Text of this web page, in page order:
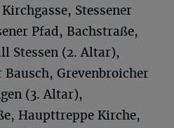
Stessener
Pfad, Bachstraße,
Stessen (2. Altar),
Grevenbroicher
(3. Altar),
Haupttreppe Kirche,